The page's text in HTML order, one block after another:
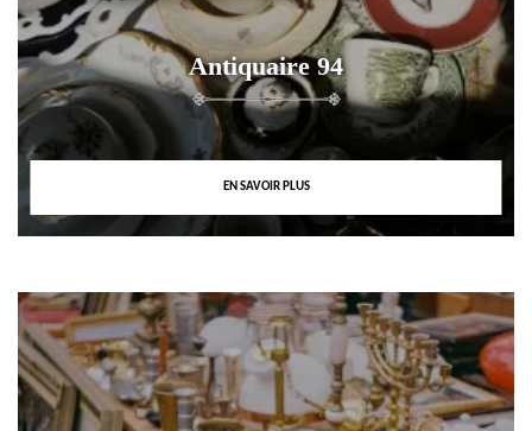
Antiquaire 94
EN SAVOIR PLUS